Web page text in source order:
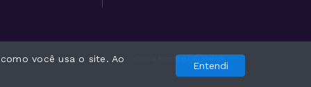
Com a tecnologia
você usa o site. Ao
Entendi